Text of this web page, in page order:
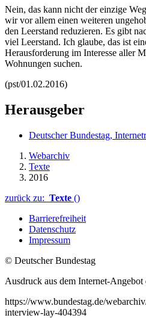
Nein, das kann nicht der einzige
wir vor allem einen weiteren
den Leerstand reduzieren. Es gibt
viel Leerstand. Ich glaube, das ist
Herausforderung im Interesse aller
Wohnungen suchen.
(pst/01.02.2016)
Herausgeber
Deutscher Bundestag,
Webarchiv
Texte
2016
zurück zu: Texte ()
Barrierefreiheit
Datenschutz
Impressum
© Deutscher Bundestag
Ausdruck aus dem Internet-Angebot
https://www.bundestag.de/
interview-lay-404394